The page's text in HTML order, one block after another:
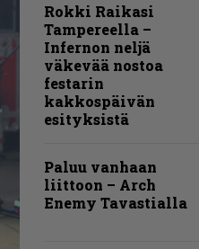
Rokki Raikasi
Tampereella –
Infernon neljä
väkevää nostoa
festarin
kakkospäivän
esityksistä
Paluu vanhaan
liittoon – Arch
Enemy Tavastialla